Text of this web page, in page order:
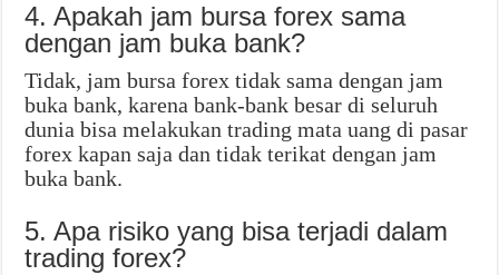
4. Apakah jam bursa forex sama
dengan jam buka bank?
Tidak, jam bursa forex tidak sama dengan jam
buka bank, karena bank-bank besar di seluruh
dunia bisa melakukan trading mata uang di pasar
forex kapan saja dan tidak terikat dengan jam
buka bank.
5. Apa risiko yang bisa terjadi dalam
trading forex?